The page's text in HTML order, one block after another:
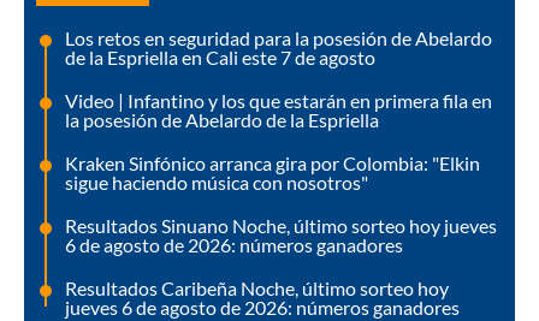
Los retos en seguridad para la posesión de Abelardo
de la Espriella en Cali este 7 de agosto
Video | Infantino y los que estarán en primera fila en
la posesión de Abelardo de la Espriella
Kraken Sinfónico arranca gira por Colombia: "Elkin
sigue haciendo música con nosotros"
Resultados Sinuano Noche, último sorteo hoy jueves
6 de agosto de 2026: números ganadores
Resultados Caribeña Noche, último sorteo hoy
jueves 6 de agosto de 2026: números ganadores